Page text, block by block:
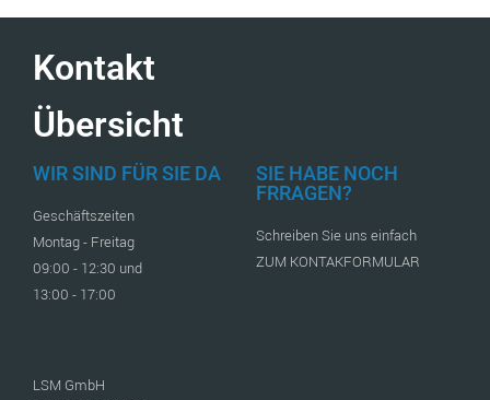
Kontakt
Übersicht
WIR SIND FÜR SIE DA
Geschäftszeiten
Montag - Freitag
09:00 - 12:30 und
13:00 - 17:00
LSM GmbH
SIE HABE NOCH
FRRAGEN?
Schreiben Sie uns einfach
ZUM KONTAKFORMULAR